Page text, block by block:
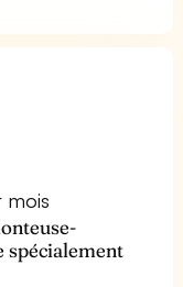
mois
spécialement